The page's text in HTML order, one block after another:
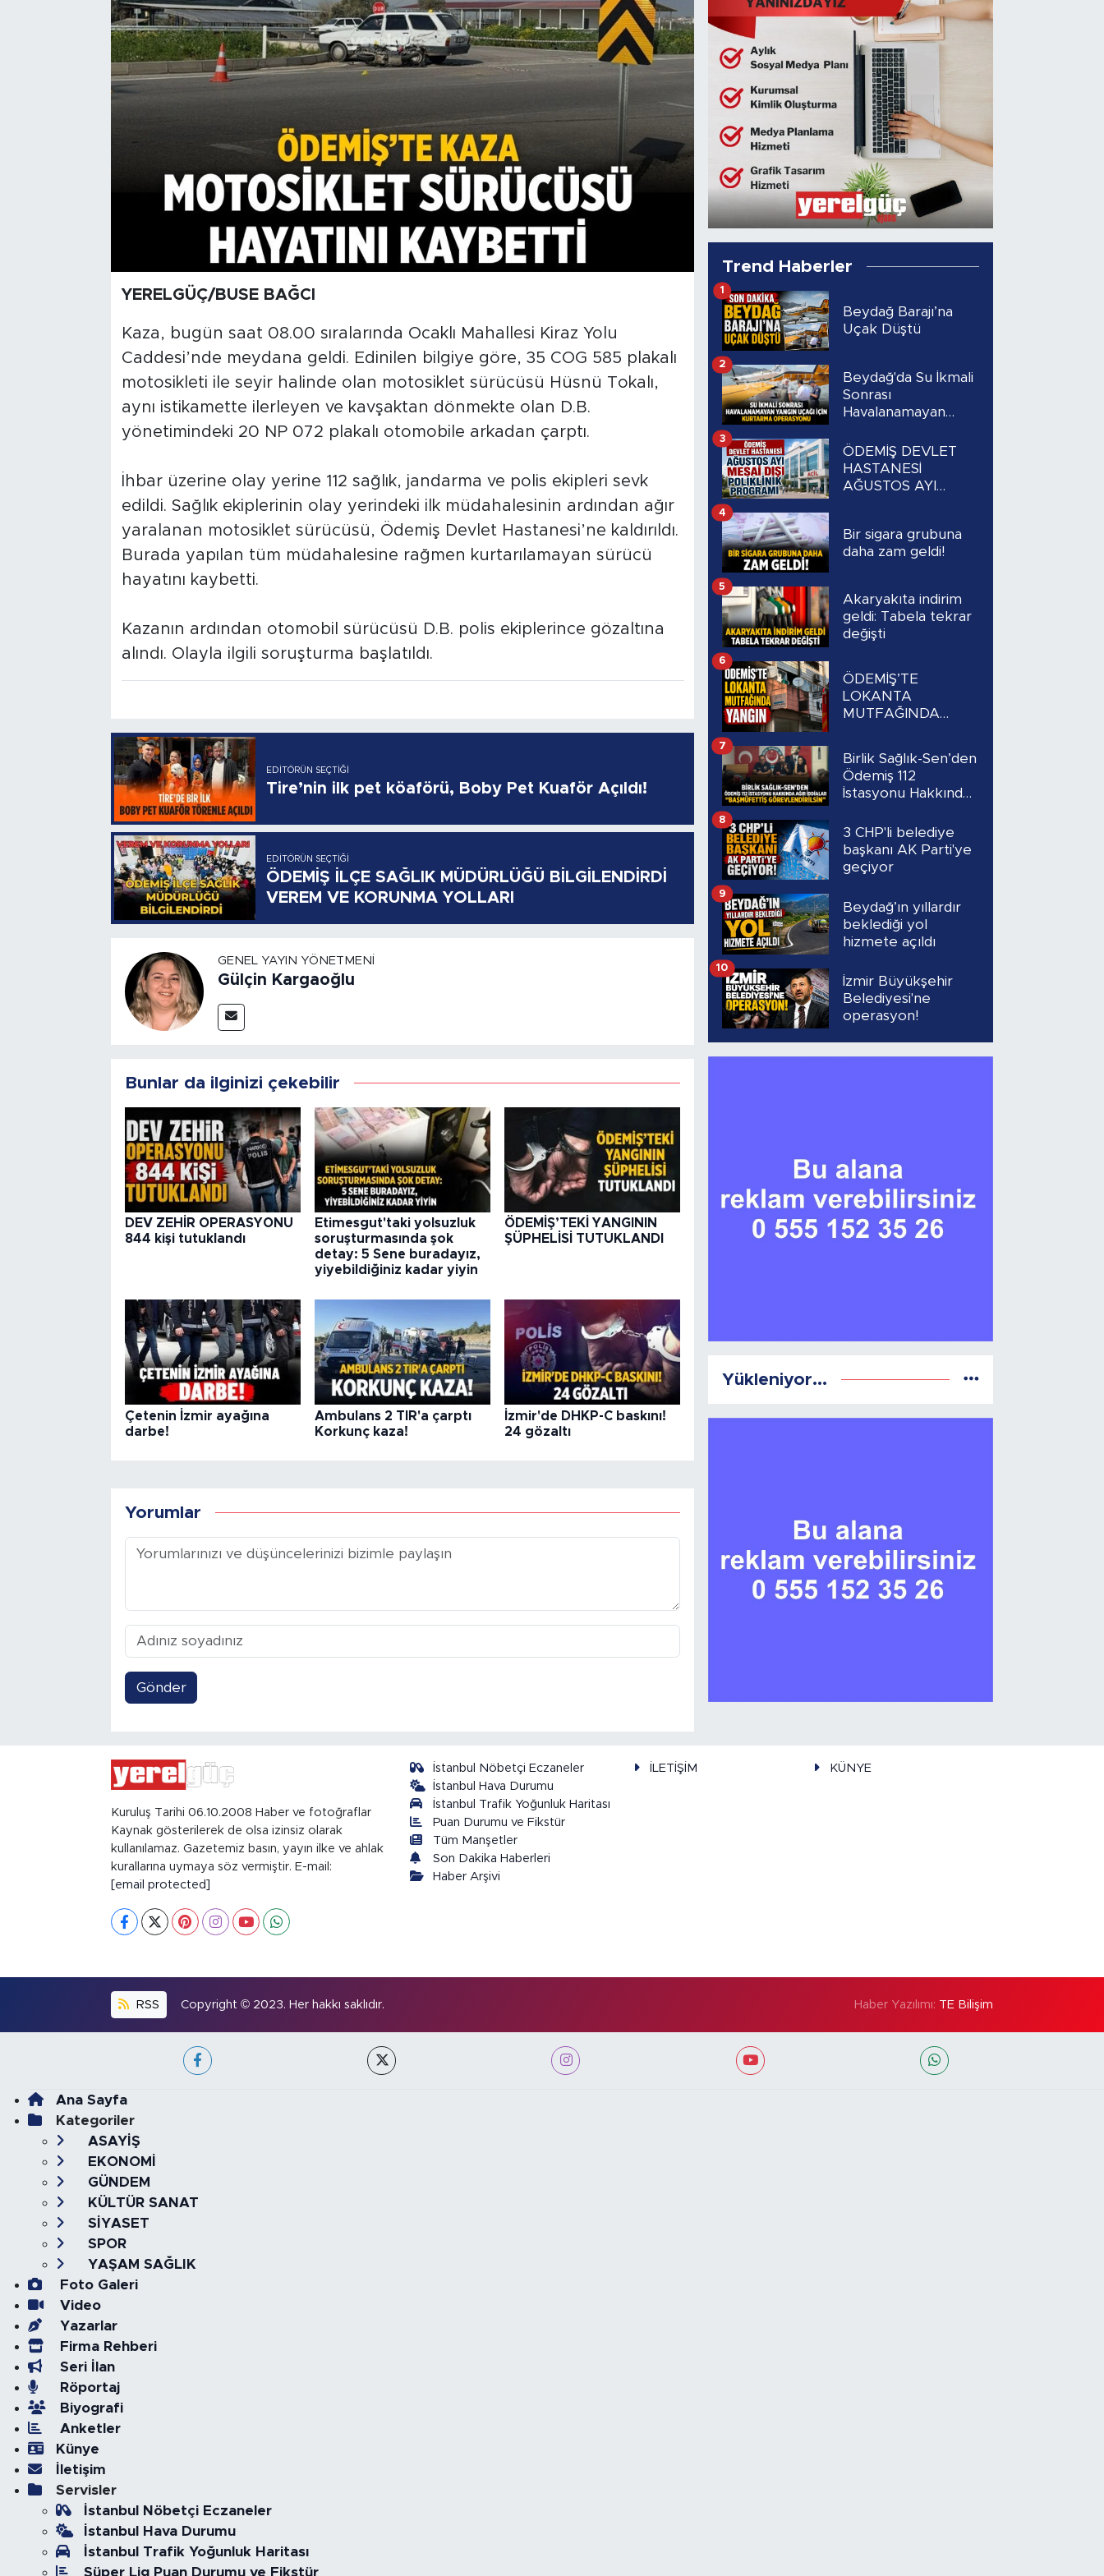
YERELGÜÇ/BUSE BAĞCI
Kaza, bugün saat 08.00 sıralarında Ocaklı Mahallesi Kiraz Yolu
Caddesi’nde meydana geldi. Edinilen bilgiye göre, 35 COG 585 plakalı
motosikleti ile seyir halinde olan motosiklet sürücüsü Hüsnü Tokalı,
aynı istikamette ilerleyen ve kavşaktan dönmekte olan D.B.
yönetimindeki 20 NP 072 plakalı otomobile arkadan çarptı.
İhbar üzerine olay yerine 112 sağlık, jandarma ve polis ekipleri sevk
edildi. Sağlık ekiplerinin olay yerindeki ilk müdahalesinin ardından ağır
yaralanan motosiklet sürücüsü, Ödemiş Devlet Hastanesi’ne kaldırıldı.
Burada yapılan tüm müdahalesine rağmen kurtarılamayan sürücü
hayatını kaybetti.
Kazanın ardından otomobil sürücüsü D.B. polis ekiplerince gözaltına
alındı. Olayla ilgili soruşturma başlatıldı.
EDITÖRÜN SEÇTIĞI
Tire’nin ilk pet köaförü, Boby Pet Kuaför Açıldı!
EDITÖRÜN SEÇTIĞI
ÖDEMİŞ İLÇE SAĞLIK MÜDÜRLÜĞÜ BİLGİLENDİRDİ
VEREM VE KORUNMA YOLLARI
GENEL YAYIN YÖNETMENI
Gülçin Kargaoğlu
Bunlar da ilginizi çekebilir
DEV ZEHİR OPERASYONU
844 kişi tutuklandı
Etimesgut'taki yolsuzluk
soruşturmasında şok
detay: 5 Sene buradayız,
yiyebildiğiniz kadar yiyin
ÖDEMİŞ’TEKİ YANGININ
ŞÜPHELİSİ TUTUKLANDI
Çetenin İzmir ayağına
darbe!
Ambulans 2 TIR'a çarptı
Korkunç kaza!
İzmir'de DHKP-C baskını!
24 gözaltı
Yorumlar
Gönder
Trend Haberler
Beydağ Barajı’na
Uçak Düştü
1
Beydağ'da Su İkmali
Sonrası
Havalanamayan
Kurtarma
Operasyonu
2
ÖDEMİŞ DEVLET
HASTANESİ
AĞUSTOS AYI
PROGRAMI
3
Bir sigara grubuna
daha zam geldi!
4
Akaryakıta indirim
geldi: Tabela tekrar
değişti
5
ÖDEMİŞ’TE
LOKANTA
MUTFAĞINDA
6
Birlik Sağlık-Sen’den
Ödemiş 112
İstasyonu Hakkında
“Başmüfettiş
Görevlendirilsin”
7
3 CHP'li belediye
başkanı AK Parti'ye
geçiyor
8
Beydağ’ın yıllardır
beklediği yol
hizmete açıldı
9
İzmir Büyükşehir
Belediyesi'ne
operasyon!
10
Yükleniyor...
Kuruluş Tarihi 06.10.2008 Haber ve fotoğraflar
Kaynak gösterilerek de olsa izinsiz olarak
kullanılamaz. Gazetemiz basın, yayın ilke ve ahlak
kurallarına uymaya söz vermiştir. E-mail:
[email protected]
İstanbul Nöbetçi Eczaneler
İstanbul Hava Durumu
İstanbul Trafik Yoğunluk Haritası
Puan Durumu ve Fikstür
Tüm Manşetler
Son Dakika Haberleri
Haber Arşivi
İLETİŞİM KÜNYE
RSS Copyright © 2023. Her hakkı saklıdır. Haber Yazılımı: TE Bilişim
Ana Sayfa
Kategoriler
ASAYİŞ
EKONOMİ
GÜNDEM
KÜLTÜR SANAT
SİYASET
SPOR
YAŞAM SAĞLIK
Foto Galeri
Video
Yazarlar
Firma Rehberi
Seri İlan
Röportaj
Biyografi
Anketler
Künye
İletişim
Servisler
İstanbul Nöbetçi Eczaneler
İstanbul Hava Durumu
İstanbul Trafik Yoğunluk Haritası
Süper Lig Puan Durumu ve Fikstür